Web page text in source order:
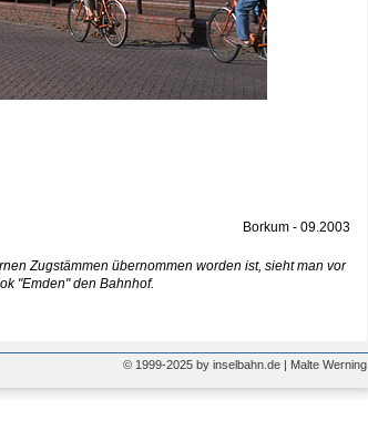
Borkum - 09.2003
Zugstämmen übernommen worden ist, sieht man vor
"Emden" den Bahnhof.
© 1999-2025 by inselbahn.de | Malte Werning